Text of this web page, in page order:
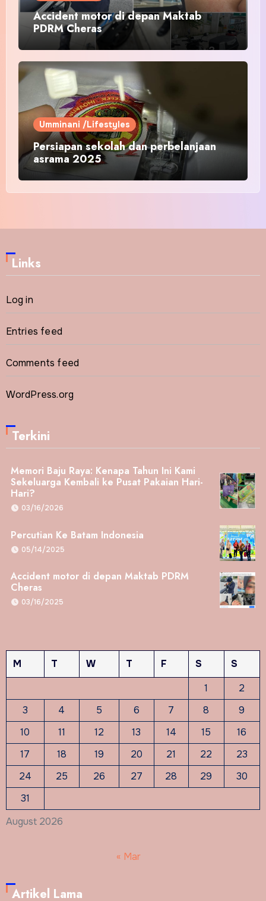
Accident motor di depan Maktab
PDRM Cheras
Umminani /Lifestyles
Persiapan sekolah dan perbelanjaan
asrama 2025
Links
Log in
Entries feed
Comments feed
WordPress.org
Terkini
Memori Baju Raya: Kenapa Tahun Ini Kami
Sekeluarga Kembali ke Pusat Pakaian Hari-
Hari?
03/16/2026
Percutian Ke Batam Indonesia
05/14/2025
Accident motor di depan Maktab PDRM
Cheras
03/16/2025
August 2026
M T W T F S
S
1
2
3
4 5 6 7 8
9
10
11 12 13 14 15
16
17
18 19 20 21 22
23
24
25 26 27 28 29
30
31
« Mar
Artikel Lama